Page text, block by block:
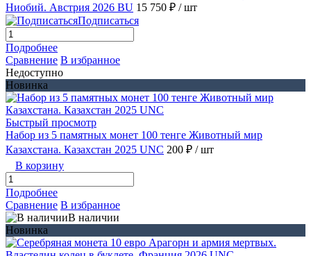
Ниобий. Австрия 2026 BU 15 750 ₽ / шт
Подписаться
Подробнее
Сравнение В избранное
Недоступно
Новинка
Быстрый просмотр
Набор из 5 памятных монет 100 тенге Животный мир
Казахстана. Казахстан 2025 UNC 200 ₽ / шт
В корзину
Подробнее
Сравнение В избранное
В наличии
Новинка